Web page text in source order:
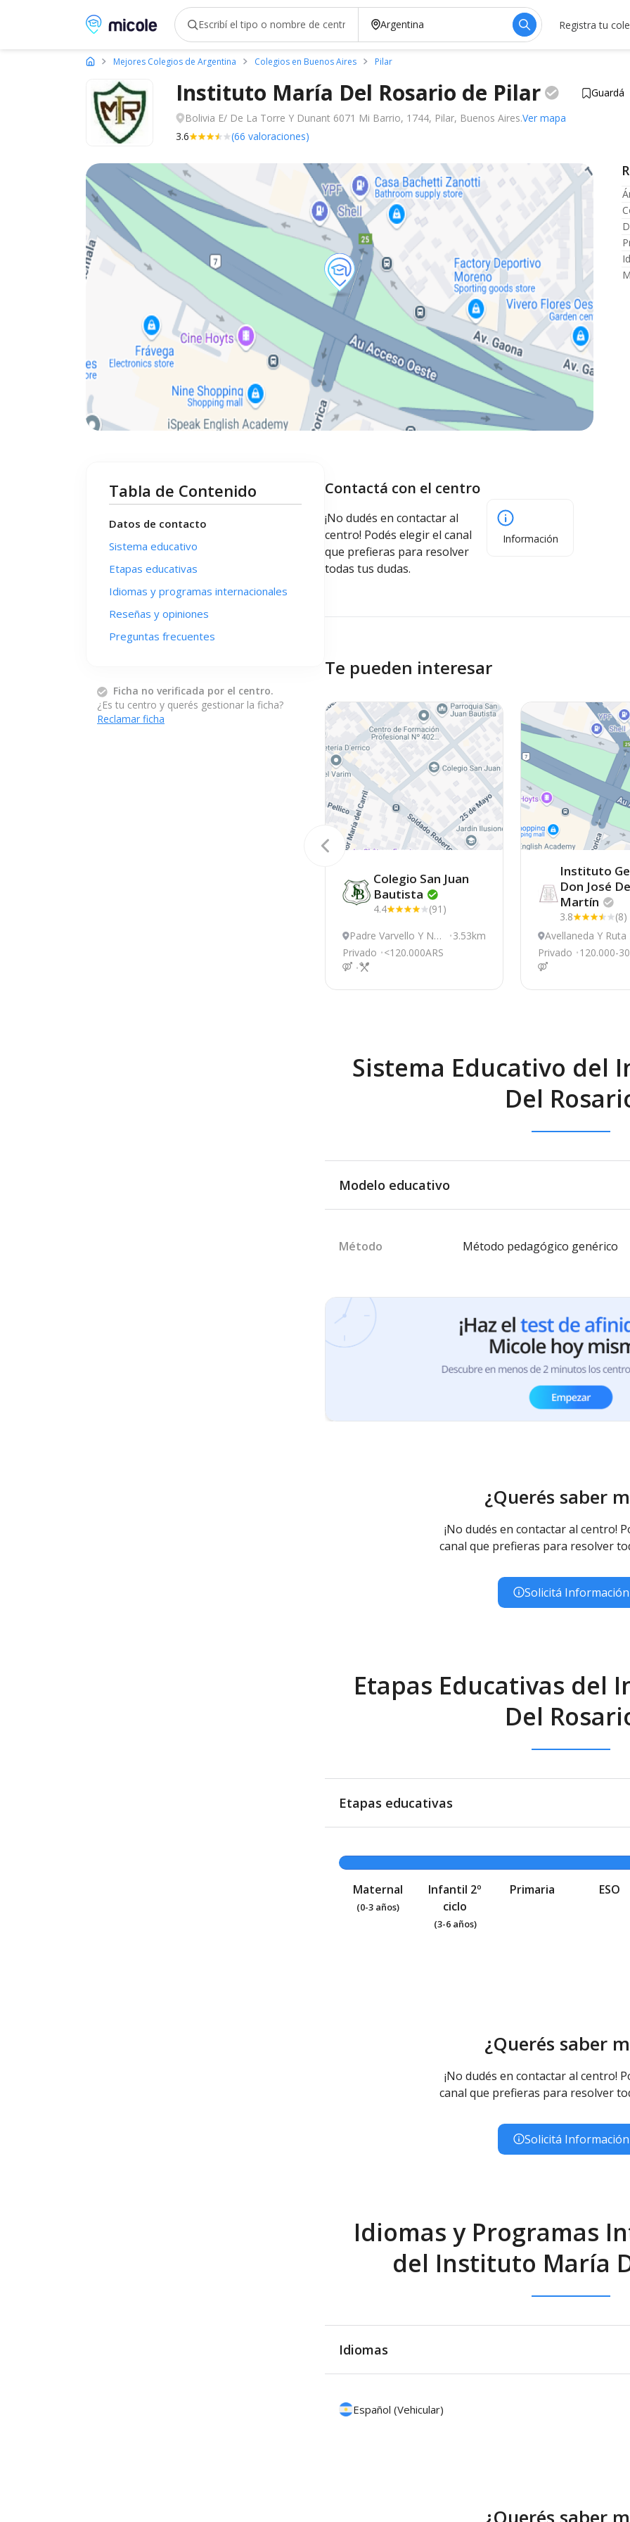
Micole, buscador de colegios Registra tu
Mejores Colegios de Argentina Colegios en Buenos Aires Pilar
Instituto María Del Rosario de Pilar Guardá
Bolivia E/ De La Torre Y Dunant 6071 Mi Barrio, 1744, Pilar, Buenos Aires.Ver mapa
3.6
(66 valoraciones)
Tabla de Contenido
Datos de contacto
Sistema educativo
Etapas educativas
Idiomas y programas internacionales
Reseñas y opiniones
Preguntas frecuentes
Ficha no verificada por el centro.
¿Es tu centro y querés gestionar la ficha?
Reclamar ficha
Contactá con el centro
¡No dudés en contactar al
centro! Podés elegir el canal
que prefieras para resolver
todas tus dudas.
Información
Te pueden interesar
Colegio San Juan
Bautista
4.4
(91)
Padre Varvello Y Nec
ochea, Moreno
3.53km
Privado
<120.000ARS
Instituto
Don José
Martín
3.8
(8)
Avellaneda Y Ruta
28 Barrio Los
Pilar
Privado
120.000-
Sistema Educativo del
Del
Modelo educativo
Método Método pedagógico genérico
¿Querés saber
¡No dudés en contactar al centro!
canal que prefieras para resolver
Solicitá Información
Etapas Educativas del
Del
Etapas educativas
Maternal
(0-3 años)
Infantil 2º
ciclo
(3-6 años)
Primaria ESO
¿Querés saber
¡No dudés en contactar al centro!
canal que prefieras para resolver
Solicitá Información
Idiomas y Programas
del Instituto María
Idiomas
Español (Vehicular)
¿Querés saber